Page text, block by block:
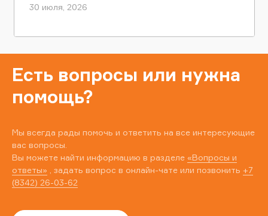
30 июля, 2026
Есть вопросы или нужна
помощь?
Мы всегда рады помочь и ответить на все интересующие
вас вопросы.
Вы можете найти информацию в разделе «Вопросы и
ответы» , задать вопрос в онлайн-чате или позвонить +7
(8342) 26-03-62